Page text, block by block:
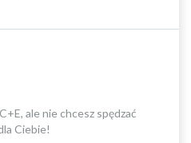
ale nie chcesz spędzać
Ciebie!